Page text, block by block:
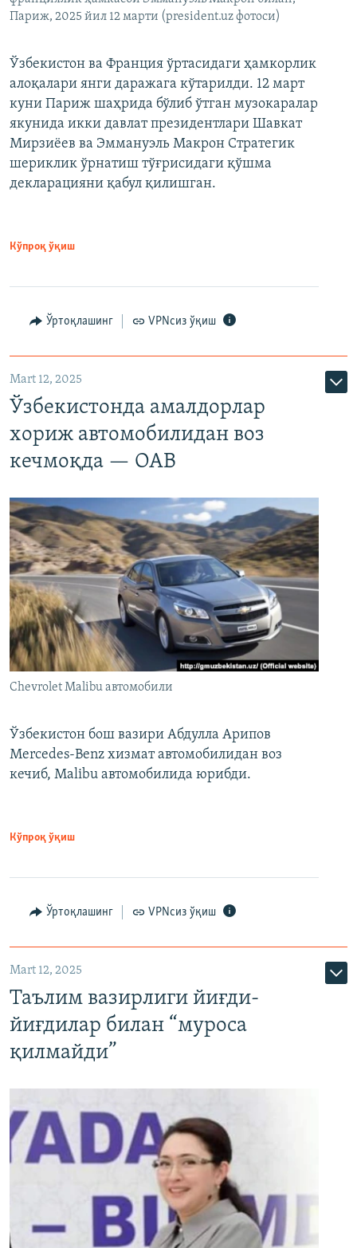
Париж, 2025 йил 12 марти (president.uz фотоси)
Ўзбекистон ва Франция ўртасидаги ҳамкорлик
алоқалари янги даражага кўтарилди. 12 март
куни Париж шаҳрида бўлиб ўтган музокаралар
якунида икки давлат президентлари Шавкат
Мирзиёев ва Эммануэль Макрон Стратегик
шериклик ўрнатиш тўғрисидаги қўшма
декларацияни қабул қилишган.
Кўпроқ ўқиш
Ўртоқлашинг VPNсиз ўқиш
Mart 12, 2025
Ўзбекистонда амалдорлар
хориж автомобилидан воз
кечмоқда — ОАВ
Chevrolet Malibu автомобили
Ўзбекистон бош вазири Абдулла Арипов
Mercedes-Benz хизмат автомобилидан воз
кечиб, Malibu автомобилида юрибди.
Кўпроқ ўқиш
Ўртоқлашинг VPNсиз ўқиш
Mart 12, 2025
Таълим вазирлиги йиғди-
йиғдилар билан “муроса
қилмайди”